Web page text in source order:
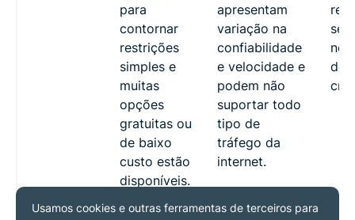
para
contornar
restrições
simples e
muitas
opções
gratuitas ou
de baixo
custo estão
disponíveis.
apresentam
variação na
confiabilidade
e velocidade e
podem não
suportar todo
tipo de
tráfego da
internet.
sem
de